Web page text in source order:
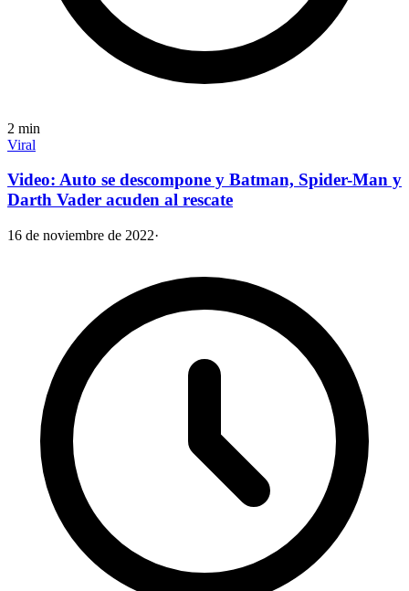
2 min
Viral
Video: Auto se descompone y Batman, Spider-Man y
Darth Vader acuden al rescate
16 de noviembre de 2022·